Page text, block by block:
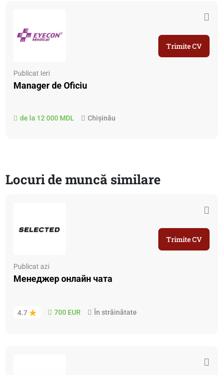
Publicat Ieri
Manager de Oficiu
de la 12 000 MDL Chișinău
Trimite CV
Locuri de muncă similare
Publicat azi
Менеджер онлайн чата
4.7 700 EUR În străinătate
Trimite CV